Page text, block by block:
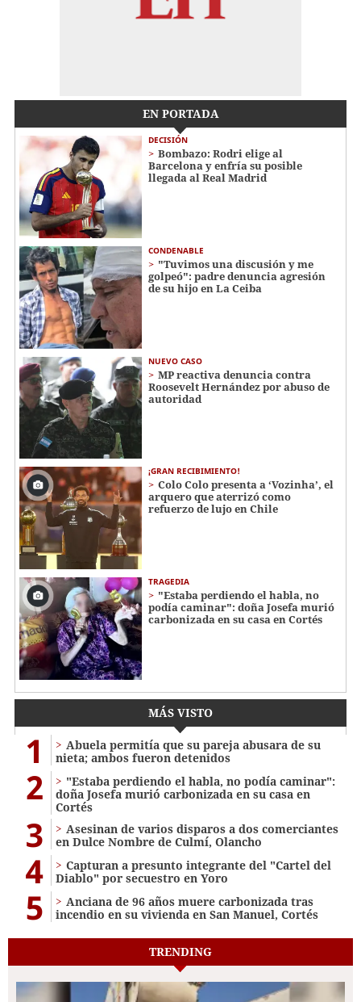
EN PORTADA
DECISIÓN
Bombazo: Rodri elige al
Barcelona y enfría su posible
llegada al Real Madrid
CONDENABLE
"Tuvimos una discusión y me
golpeó": padre denuncia agresión
de su hijo en La Ceiba
NUEVO CASO
MP reactiva denuncia contra
Roosevelt Hernández por abuso de
autoridad
¡GRAN RECIBIMIENTO!
Colo Colo presenta a ‘Vozinha’, el
arquero que aterrizó como
refuerzo de lujo en Chile
TRAGEDIA
"Estaba perdiendo el habla, no
podía caminar": doña Josefa murió
carbonizada en su casa en Cortés
MÁS VISTO
1
Abuela permitía que su pareja abusara de su
nieta; ambos fueron detenidos
2
"Estaba perdiendo el habla, no podía caminar":
doña Josefa murió carbonizada en su casa en
Cortés
3
Asesinan de varios disparos a dos comerciantes
en Dulce Nombre de Culmí, Olancho
4
Capturan a presunto integrante del "Cartel del
Diablo" por secuestro en Yoro
5
Anciana de 96 años muere carbonizada tras
incendio en su vivienda en San Manuel, Cortés
TRENDING